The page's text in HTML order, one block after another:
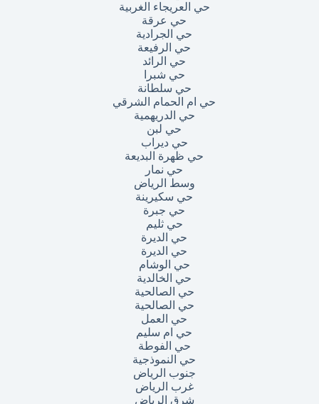
حي العريجاء الغربية
حي عرقة
حي الجرادية
حي الرفيعة
حي الرائد
حي شبرا
حي سلطانة
حي ام الحمام الشرقي
حي الدريهمية
حي لبن
حي ديراب
حي ظهرة البديعة
حي نمار
وسط الرياض
حي سكيرينة
حي جبرة
حي ثليم
حي الديرة
حي الديرة
حي الوشام
حي الخالدية
حي الصالحية
حي الصالحية
حي العمل
حي ام سليم
حي الفوطة
حي النموذجية
جنوب الرياض
غرب الرياض
شرق الرياض